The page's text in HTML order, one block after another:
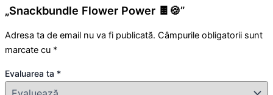
„Snackbundle Flower Power 🍫🍪”
Adresa ta de email nu va fi publicată. Câmpurile obligatorii sunt
marcate cu *
Evaluarea ta *